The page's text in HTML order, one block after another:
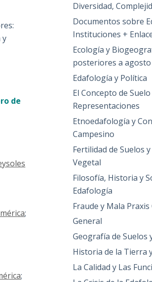
y
de
;
;
Diversidad,
Documentos sobre
Instituciones +
Ecología y
posteriores a agosto
Edafología y Política
El Concepto de Suelo
Representaciones
Etnoedafología y
Campesino
Fertilidad de Suelos
Vegetal
Filosofía, Historia y
Edafología
Fraude y Mala Praxis
General
Geografía de Suelos
Historia de la Tierra
La Calidad y Las